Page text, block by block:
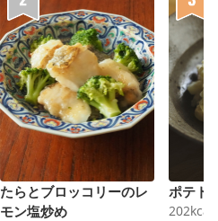
たらとブロッコリーのレ
モン塩炒め
ポテト
202kcal